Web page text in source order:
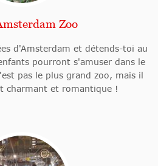
Zoo
d'Amsterdam et détends-toi au
pourront s'amuser dans le
pas le plus grand zoo, mais il
charmant et romantique !